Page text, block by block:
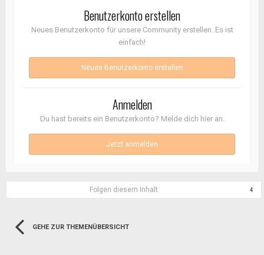
Benutzerkonto erstellen
Neues Benutzerkonto für unsere Community erstellen. Es ist
einfach!
Neues Benutzerkonto erstellen
Anmelden
Du hast bereits ein Benutzerkonto? Melde dich hier an.
Jetzt anmelden
Folgen diesem Inhalt 4
GEHE ZUR THEMENÜBERSICHT